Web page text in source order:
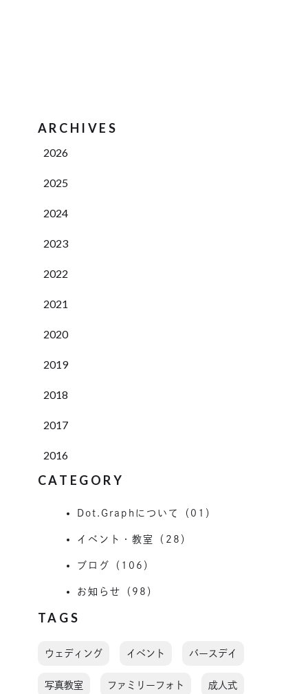
ARCHIVES
2026
2025
2024
2023
2022
2021
2020
2019
2018
2017
2016
CATEGORY
Dot.Graphについて（01）
イベント・教室（28）
ブログ（106）
お知らせ（98）
TAGS
ウェディング イベント バースデイ
写真教室 ファミリーフォト 成人式